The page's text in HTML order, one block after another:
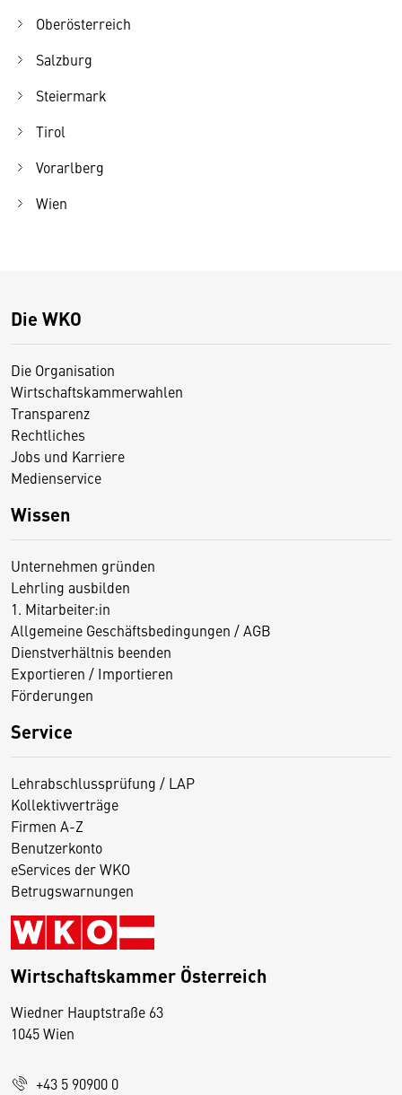
Oberösterreich
Salzburg
Steiermark
Tirol
Vorarlberg
Wien
Die WKO
Die Organisation
Wirtschaftskammerwahlen
Transparenz
Rechtliches
Jobs und Karriere
Medienservice
Wissen
Unternehmen gründen
Lehrling ausbilden
1. Mitarbeiter:in
Allgemeine Geschäftsbedingungen / AGB
Dienstverhältnis beenden
Exportieren / Importieren
Förderungen
Service
Lehrabschlussprüfung / LAP
Kollektivverträge
Firmen A-Z
Benutzerkonto
eServices der WKO
Betrugswarnungen
Wirtschaftskammer Österreich
Wiedner Hauptstraße 63
1045 Wien
+43 5 90900 0
D
s